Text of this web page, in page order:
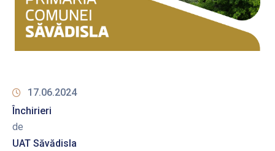
17.06.2024
Închirieri
de
UAT Săvădisla